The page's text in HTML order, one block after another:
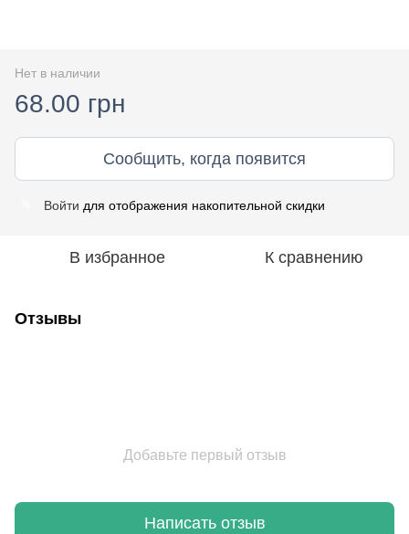
Нет в наличии
68.00 грн
Сообщить, когда появится
Войти для отображения накопительной скидки
В избранное К сравнению
Отзывы
Добавьте первый отзыв
Написать отзыв